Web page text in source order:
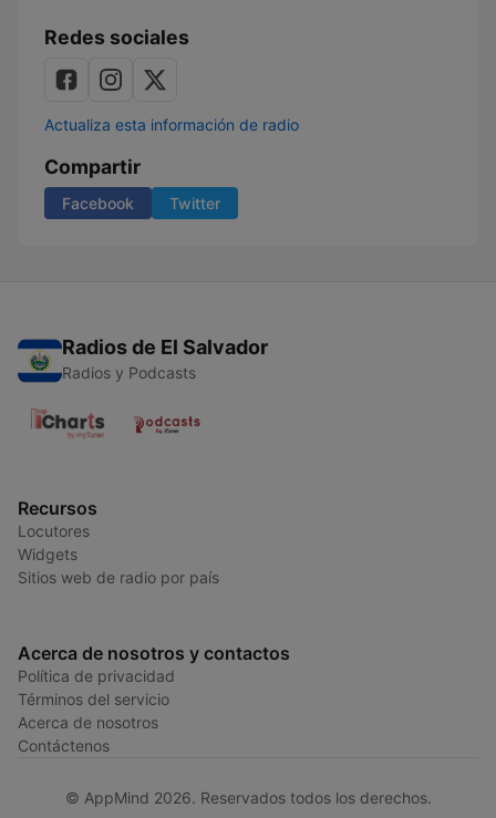
Redes sociales
Actualiza esta información de radio
Compartir
Facebook Twitter
Radios de El Salvador
Radios y Podcasts
Recursos
Locutores
Widgets
Sitios web de radio por país
Acerca de nosotros y contactos
Política de privacidad
Términos del servicio
Acerca de nosotros
Contáctenos
© AppMind 2026. Reservados todos los derechos.